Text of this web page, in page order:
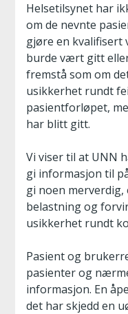
Helsetilsynet har
om de nevnte
gjøre en kvalifisert
burde vært gitt
fremstå som om
usikkerhet rundt
pasientforløpet,
har blitt gitt.
Vi viser til at UNN
gi informasjon til
gi noen
belastning og
usikkerhet rundt
Pasient og
pasienter og
informasjon. En
det har skjedd en